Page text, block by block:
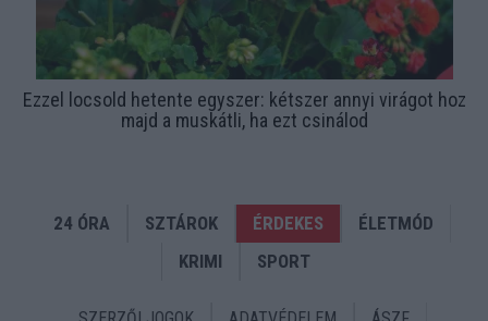
Ezzel locsold hetente egyszer: kétszer annyi virágot hoz
majd a muskátli, ha ezt csinálod
24 ÓRA SZTÁROK ÉRDEKES
ÉLETMÓD
KRIMI
SPORT